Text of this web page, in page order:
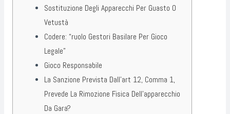
Sostituzione Degli Apparecchi Per Guasto O
Vetustà
Codere: “ruolo Gestori Basilare Per Gioco
Legale”
Gioco Responsabile
La Sanzione Prevista Dall’art 12, Comma 1,
Prevede La Rimozione Fisica Dell’apparecchio
Da Gara?